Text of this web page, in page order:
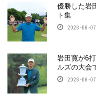
優勝した岩
ト集
2026-06-07
岩田寛が6
ルズの大会
2026-06-07